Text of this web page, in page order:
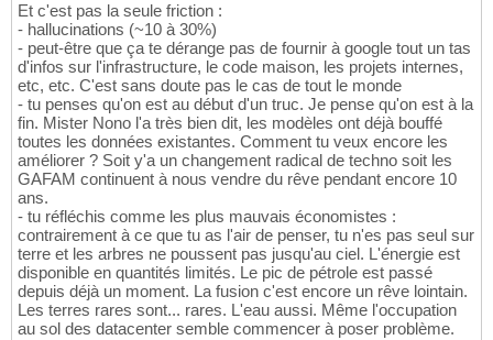
Et c'est pas la seule friction :
- hallucinations (~10 à 30%)
- peut-être que ça te dérange pas de fournir à google tout un tas
d'infos sur l'infrastructure, le code maison, les projets internes,
etc, etc. C'est sans doute pas le cas de tout le monde
- tu penses qu'on est au début d'un truc. Je pense qu'on est à la
fin. Mister Nono l'a très bien dit, les modèles ont déjà bouffé
toutes les données existantes. Comment tu veux encore les
améliorer ? Soit y'a un changement radical de techno soit les
GAFAM continuent à nous vendre du rêve pendant encore 10
ans.
- tu réfléchis comme les plus mauvais économistes :
contrairement à ce que tu as l'air de penser, tu n'es pas seul sur
terre et les arbres ne poussent pas jusqu'au ciel. L'énergie est
disponible en quantités limités. Le pic de pétrole est passé
depuis déjà un moment. La fusion c'est encore un rêve lointain.
Les terres rares sont... rares. L'eau aussi. Même l'occupation
au sol des datacenter semble commencer à poser problème.